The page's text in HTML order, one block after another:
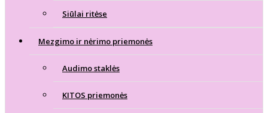
Siūlai ritėse
Mezgimo ir nėrimo priemonės
Audimo staklės
KITOS priemonės